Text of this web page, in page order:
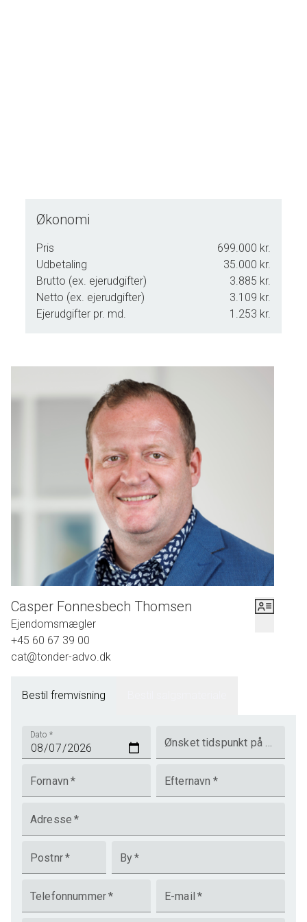
Økonomi
Pris
699.000 kr.
Udbetaling
35.000 kr.
Brutto (ex. ejerudgifter)
3.885 kr.
Netto (ex. ejerudgifter)
3.109 kr.
Ejerudgifter pr. md.
1.253 kr.
Casper Fonnesbech Thomsen
Ejendomsmægler
+45 60 67 39 00
cat@tonder-advo.dk
Bestil fremvisning
Dato *
Ønsket tidspunkt på dagen
Fornavn * Efternavn *
Adresse *
Postnr* By*
Telefonnummer* E-mail *